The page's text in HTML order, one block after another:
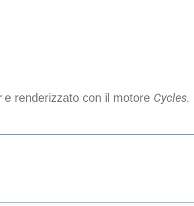
e renderizzato con il motore Cycles.